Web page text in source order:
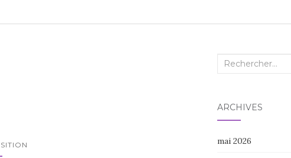
Recherche
ARCHIVES
mai 2026